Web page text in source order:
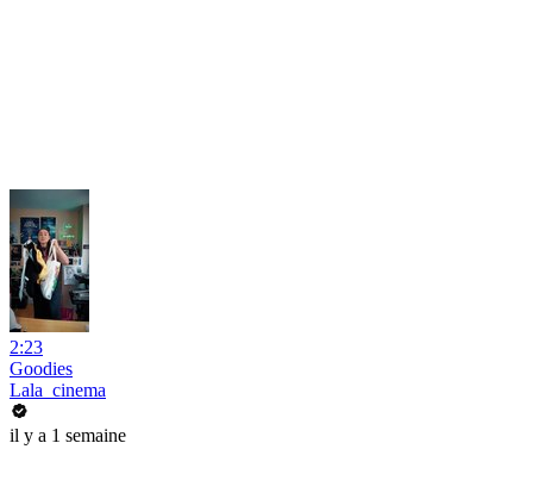
2:23
Goodies
Lala_cinema
il y a 1 semaine